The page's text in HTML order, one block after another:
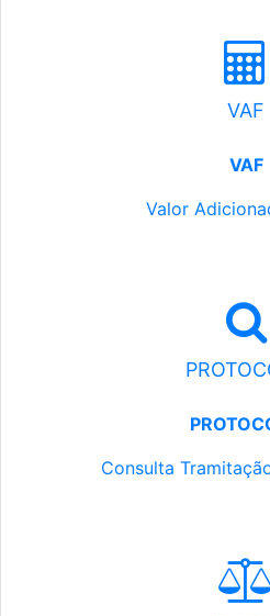
VAF
VAF
Valor
Consulta